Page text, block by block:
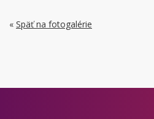
« Späť na fotogalérie